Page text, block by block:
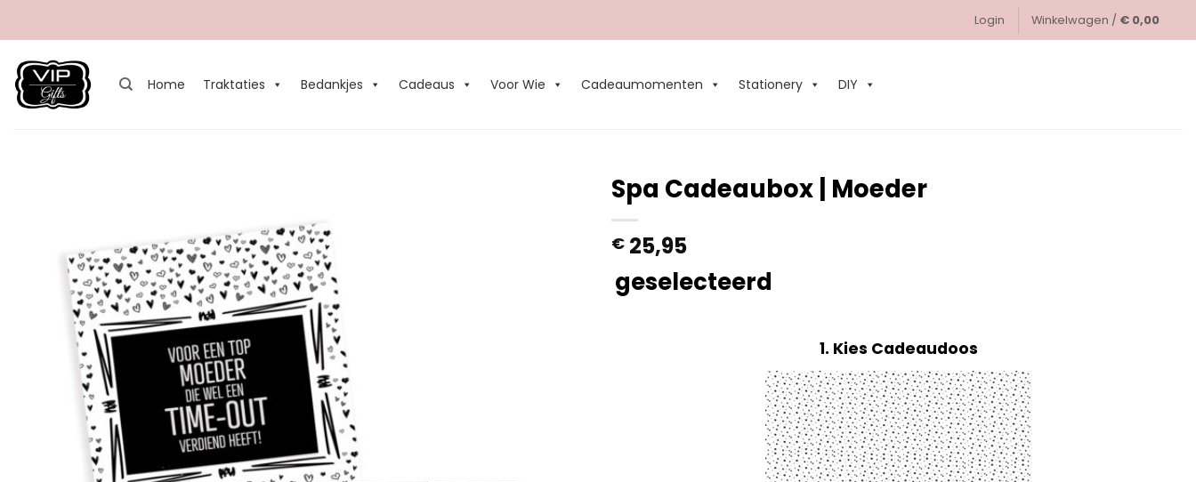
Login Winkelwagen / € 0,00
Home Traktaties Bedankjes Cadeaus Voor Wie Cadeaumomenten Stationery DIY
Spa Cadeaubox | Moeder
€ 25,95
geselecteerd
1 Kies Cadeaudoos